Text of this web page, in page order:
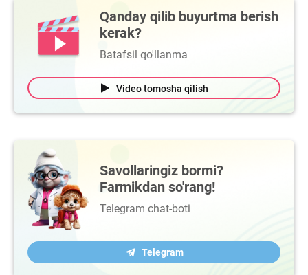
Qanday qilib buyurtma berish
kerak?
Batafsil qo'llanma
Video tomosha qilish
Savollaringiz bormi?
Farmikdan so'rang!
Telegram chat-boti
Telegram